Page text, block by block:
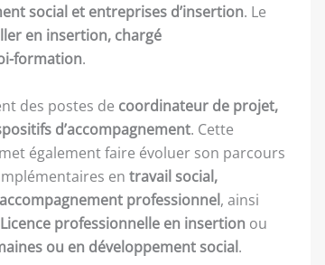
social et entreprises d’insertion. Le
en insertion, chargé
formation.
des postes de coordinateur de projet,
d’accompagnement. Cette
également faire évoluer son parcours
entravail social,
professionnel, ainsi
professionnelle en insertion ou
ou en développement social.